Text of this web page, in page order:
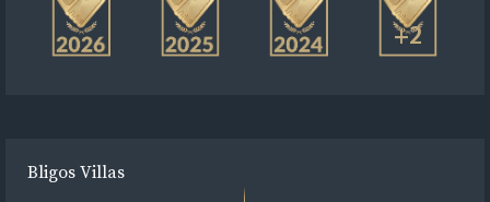
+2
Bligos Villas